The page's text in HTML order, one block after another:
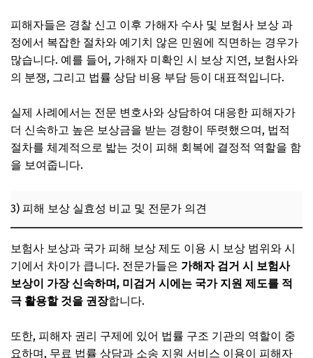
피해자들은 경찰 신고 이후 가해자 수사 및 보험사 보상 과
정에서 복잡한 절차와 예기치 않은 민원에 직면하는 경우가
많습니다. 예를 들어, 가해자 미확인 시 보상 지연, 보험사와
의 분쟁, 그리고 법률 상담 비용 부담 등이 대표적입니다.
실제 사례에서는 전문 변호사와 상담하여 대응한 피해자가
더 신속하고 높은 보상금을 받는 경향이 뚜렷했으며, 법적
절차를 체계적으로 밟는 것이 피해 회복에 결정적 역할을 함
을 보여줍니다.
3) 피해 보상 실효성 비교 및 전문가 의견
보험사 보상과 국가 피해 보상 제도 이용 시 보상 범위와 시
기에서 차이가 큽니다. 전문가들은 가해자 검거 시 보험사
보상이 가장 신속하며, 미검거 시에는 국가 지원 제도를 적
극 활용할 것을 권장합니다.
또한, 피해자 권리 구제에 있어 법률 구조 기관의 역할이 중
요하며, 무료 법률 상담과 소송 지원 서비스 이용이 피해자